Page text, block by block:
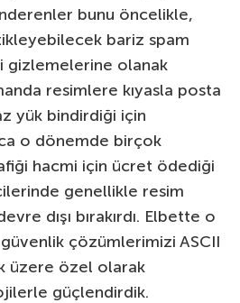
bunu öncelikle,
bariz spam
gizlemelerine olanak
resimlere kıyasla posta
yük bindirdiği için
o dönemde birçok
hacmi için ücret ödediği
genellikle resim
dışı bırakırdı. Elbette o
çözümlerimizi ASCII
üzere özel olarak
güçlendirdik.